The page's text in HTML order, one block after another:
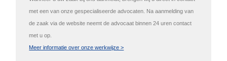
met een van onze gespecialiseerde advocaten. Na aanmelding van
de zaak via de website neemt de advocaat binnen 24 uren contact
met u op.
Meer informatie over onze werkwijze >